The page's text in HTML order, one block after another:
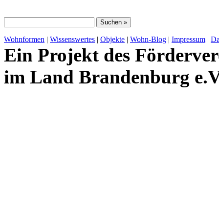
Wohnformen | Wissenswertes | Objekte | Wohn-Blog | Impressum |
Ein Projekt des
im Land Brandenburg